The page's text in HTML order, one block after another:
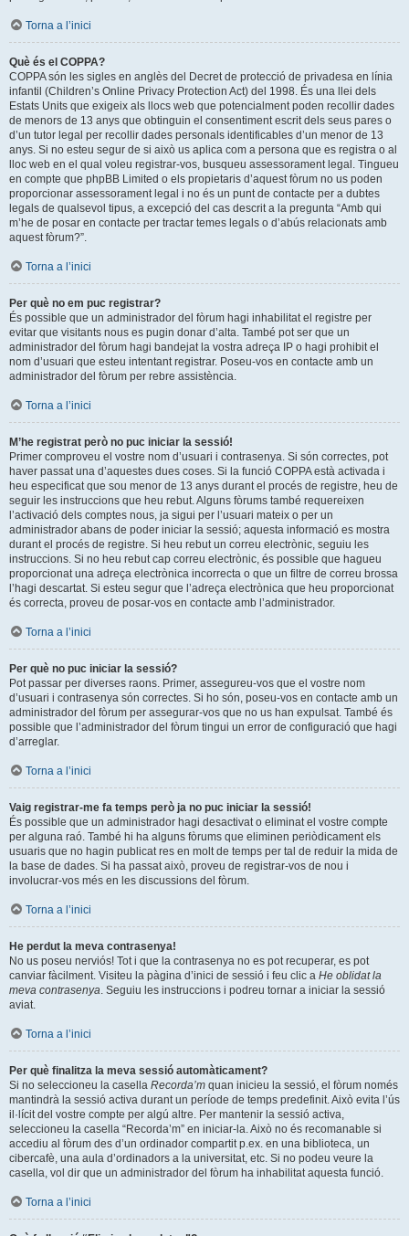
Torna a l’inici
Què és el COPPA?
COPPA són les sigles en anglès del Decret de protecció de privadesa en línia
infantil (Children’s Online Privacy Protection Act) del 1998. És una llei dels
Estats Units que exigeix als llocs web que potencialment poden recollir dades
de menors de 13 anys que obtinguin el consentiment escrit dels seus pares o
d’un tutor legal per recollir dades personals identificables d’un menor de 13
anys. Si no esteu segur de si això us aplica com a persona que es registra o al
lloc web en el qual voleu registrar-vos, busqueu assessorament legal. Tingueu
en compte que phpBB Limited o els propietaris d’aquest fòrum no us poden
proporcionar assessorament legal i no és un punt de contacte per a dubtes
legals de qualsevol tipus, a excepció del cas descrit a la pregunta “Amb qui
m’he de posar en contacte per tractar temes legals o d’abús relacionats amb
aquest fòrum?”.
Torna a l’inici
Per què no em puc registrar?
És possible que un administrador del fòrum hagi inhabilitat el registre per
evitar que visitants nous es pugin donar d’alta. També pot ser que un
administrador del fòrum hagi bandejat la vostra adreça IP o hagi prohibit el
nom d’usuari que esteu intentant registrar. Poseu-vos en contacte amb un
administrador del fòrum per rebre assistència.
Torna a l’inici
M’he registrat però no puc iniciar la sessió!
Primer comproveu el vostre nom d’usuari i contrasenya. Si són correctes, pot
haver passat una d’aquestes dues coses. Si la funció COPPA està activada i
heu especificat que sou menor de 13 anys durant el procés de registre, heu de
seguir les instruccions que heu rebut. Alguns fòrums també requereixen
l’activació dels comptes nous, ja sigui per l’usuari mateix o per un
administrador abans de poder iniciar la sessió; aquesta informació es mostra
durant el procés de registre. Si heu rebut un correu electrònic, seguiu les
instruccions. Si no heu rebut cap correu electrònic, és possible que hagueu
proporcionat una adreça electrònica incorrecta o que un filtre de correu brossa
l’hagi descartat. Si esteu segur que l’adreça electrònica que heu proporcionat
és correcta, proveu de posar-vos en contacte amb l’administrador.
Torna a l’inici
Per què no puc iniciar la sessió?
Pot passar per diverses raons. Primer, assegureu-vos que el vostre nom
d’usuari i contrasenya són correctes. Si ho són, poseu-vos en contacte amb un
administrador del fòrum per assegurar-vos que no us han expulsat. També és
possible que l’administrador del fòrum tingui un error de configuració que hagi
d’arreglar.
Torna a l’inici
Vaig registrar-me fa temps però ja no puc iniciar la sessió!
És possible que un administrador hagi desactivat o eliminat el vostre compte
per alguna raó. També hi ha alguns fòrums que eliminen periòdicament els
usuaris que no hagin publicat res en molt de temps per tal de reduir la mida de
la base de dades. Si ha passat això, proveu de registrar-vos de nou i
involucrar-vos més en les discussions del fòrum.
Torna a l’inici
He perdut la meva contrasenya!
No us poseu nerviós! Tot i que la contrasenya no es pot recuperar, es pot
canviar fàcilment. Visiteu la pàgina d’inici de sessió i feu clic a He oblidat la
meva contrasenya. Seguiu les instruccions i podreu tornar a iniciar la sessió
aviat.
Torna a l’inici
Per què finalitza la meva sessió automàticament?
Si no seleccioneu la casella Recorda’m quan inicieu la sessió, el fòrum només
mantindrà la sessió activa durant un període de temps predefinit. Això evita l’ús
il·lícit del vostre compte per algú altre. Per mantenir la sessió activa,
seleccioneu la casella “Recorda’m” en iniciar-la. Això no és recomanable si
accediu al fòrum des d’un ordinador compartit p.ex. en una biblioteca, un
cibercafè, una aula d’ordinadors a la universitat, etc. Si no podeu veure la
casella, vol dir que un administrador del fòrum ha inhabilitat aquesta funció.
Torna a l’inici